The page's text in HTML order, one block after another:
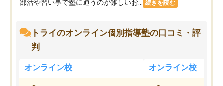
部活や習い事で塾に通うのが難しいお... 続きを読む
トライのオンライン個別指導塾の口コミ・評
判
オンライン校 オンライン校